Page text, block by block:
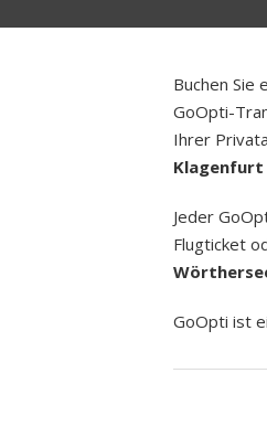
Buchen Sie
GoOpti-
Ihrer
Jeder
Flugticket
GoOpti ist